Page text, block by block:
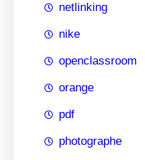
netlinking
nike
openclassroom
orange
pdf
photographe